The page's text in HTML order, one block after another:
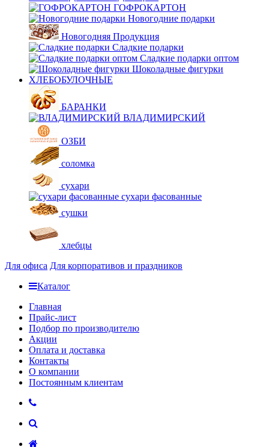
ГОФРОКАРТОН
Новогодние подарки
Новогодняя Продукция
Сладкие подарки
Сладкие подарки оптом
Шоколадные фигурки
ХЛЕБОБУЛОЧНЫЕ
БАРАНКИ
ВЛАДИМИРСКИЙ
ОЗБИ
соломка
сухари
сухари фасованные
сушки
хлебцы
Для офиса Для корпоративов и праздников
Каталог
Главная
Прайс-лист
Подбор по производителю
Акции
Оплата и доставка
Контакты
О компании
Постоянным клиентам